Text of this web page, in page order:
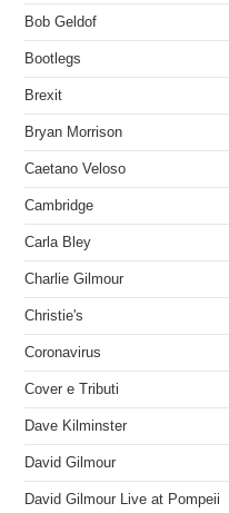
Bob Geldof
Bootlegs
Brexit
Bryan Morrison
Caetano Veloso
Cambridge
Carla Bley
Charlie Gilmour
Christie's
Coronavirus
Cover e Tributi
Dave Kilminster
David Gilmour
David Gilmour Live at Pompeii